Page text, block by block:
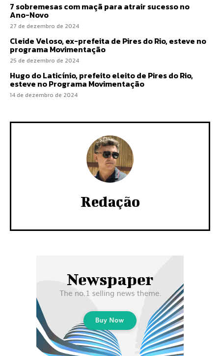
7 sobremesas com maçã para atrair sucesso no
Ano-Novo
27 de dezembro de 2024
Cleide Veloso, ex-prefeita de Pires do Rio, esteve no
programa Movimentação
25 de dezembro de 2024
Hugo do Laticínio, prefeito eleito de Pires do Rio,
esteve no Programa Movimentação
14 de dezembro de 2024
Redação